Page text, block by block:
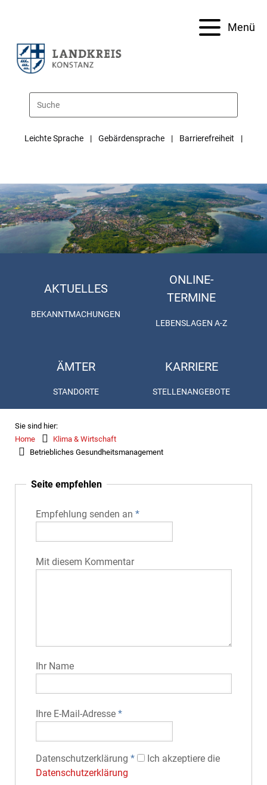
Menü
Leichte Sprache Gebärdensprache Barrierefreiheit
AKTUELLES
BEKANNTMACHUNGEN
ONLINE-
TERMINE
LEBENSLAGEN A-Z
ÄMTER
STANDORTE
KARRIERE
STELLENANGEBOTE
Sie sind hier:
Home
Klima & Wirtschaft
Betriebliches Gesundheitsmanagement
Seite empfehlen
Empfehlung senden an *
Mit diesem Kommentar
Ihr Name
Ihre E-Mail-Adresse*
Datenschutz­erklärung *
Ich akzeptiere die
Datenschutz­erklärung